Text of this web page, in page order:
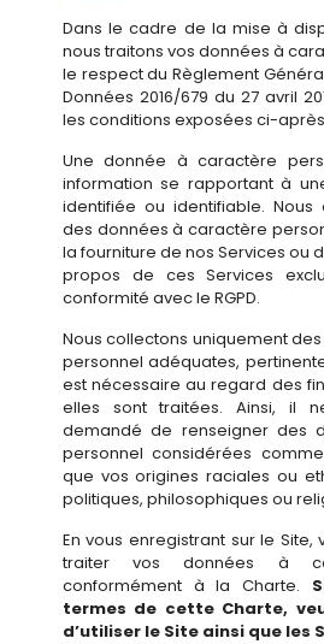
Dans le cadre de la mise à
nous traitons vos données à
le respect du Règlement
Données 2016/679 du 27 avril
les conditions exposées ci-
Une donnée à caractère
information se rapportant à
identifiée ou identifiable. Nous
des données à caractère
la fourniture de nos Services ou
propos de ces Services
conformité avec le RGPD.
Nous collectons uniquement
personnel adéquates,
est nécessaire au regard des
elles sont traitées. Ainsi, il
demandé de renseigner des
personnel considérées
que vos origines raciales ou
politiques, philosophiques ou
En vous enregistrant sur le Site,
traiter vos données à
conformément à la Charte.
termes de cette Charte,
d’utiliser le Site ainsi que les